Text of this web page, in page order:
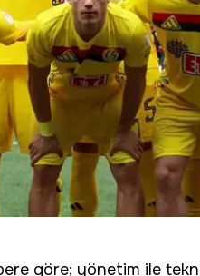
göre; yönetim ile